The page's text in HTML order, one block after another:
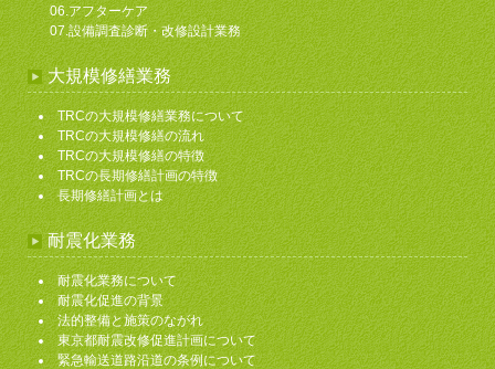
06.アフターケア
07.設備調査診断・改修設計業務
大規模修繕業務
TRCの大規模修繕業務について
TRCの大規模修繕の流れ
TRCの大規模修繕の特徴
TRCの長期修繕計画の特徴
長期修繕計画とは
耐震化業務
耐震化業務について
耐震化促進の背景
法的整備と施策のながれ
東京都耐震改修促進計画について
緊急輸送道路沿道の条例について